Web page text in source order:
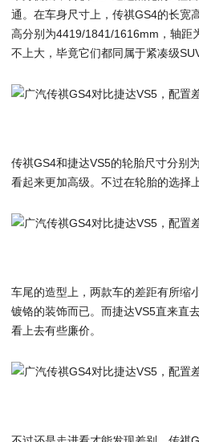
通。在车身尺寸上，传祺GS4的长宽
高分别为4419/1841/1616mm，轴距
不上大，毕竟它们都同属于紧凑级SUV
传祺GS4和捷达VS5的轮胎尺寸分别
看起来更加高级。不过在轮胎的选择
车尾的造型上，两款车的差距有所缩
镀铬的装饰而已。而捷达VS5直来直
看上去有些廉价。